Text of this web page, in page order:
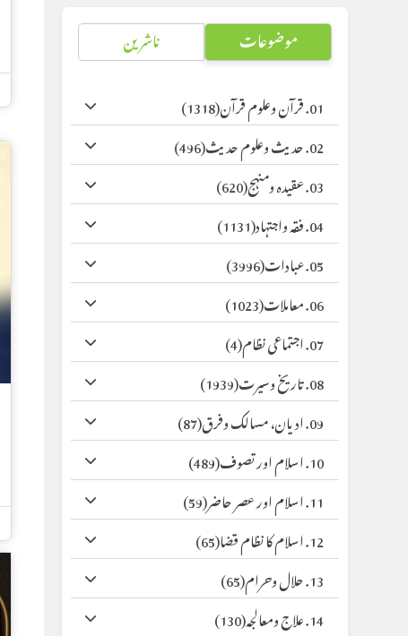
موضوعات ناشرین
01. قرآن وعلوم قرآن
(1318)
02. حدیث وعلوم حدیث
(496)
03. عقیدہ ومنہج
(620)
04. فقہ واجتہاد
(1131)
05. عبادات
(3996)
06. معاملات
(1023)
07. اجتماعی نظام
(4)
08. تاریخ وسیرت
(1939)
09. ادیان، مسالک وفرق
(87)
10. اسلام اور تصوف
(489)
11. اسلام اور عصر حاضر
(59)
12. اسلام کا نظام قضا
(65)
13. حلال وحرام
(65)
14. علاج ومعالجہ
(130)